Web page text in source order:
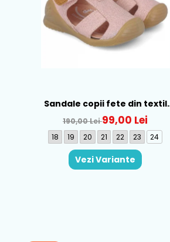
Sandale copii fete din textil
Biomecanics, Roz - 252181-B032
190,00 Lei99,00 Lei
18 19 20 21 22 23 24
Vezi Variante